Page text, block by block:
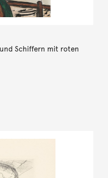
Schiffern mit roten